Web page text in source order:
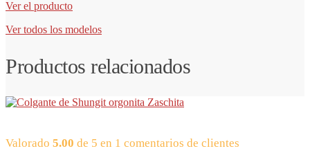
Ver el producto
Ver todos los modelos
Productos relacionados
Valorado 5.00 de 5 en 1 comentarios de clientes